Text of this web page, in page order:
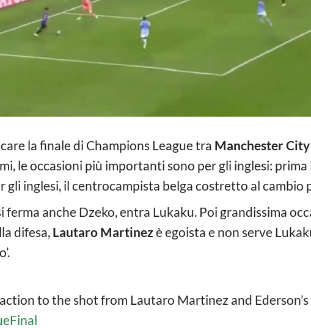
la finale di Champions League tra Manchester
le occasioni più importanti sono per gli inglesi:
gli inglesi, il centrocampista belga costretto al cambio
ferma anche Dzeko, entra Lukaku. Poi grandissima
difesa, Lautaro Martinezè egoista e non serve
to the shot from Lautaro Martinez and Ederson’s